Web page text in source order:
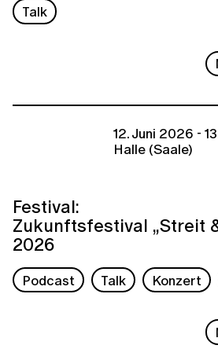
Talk
12. Juni 2026 -
Halle (Saale)
Festival:
Zukunftsfestival „Streit
2026
Podcast Talk Konzert